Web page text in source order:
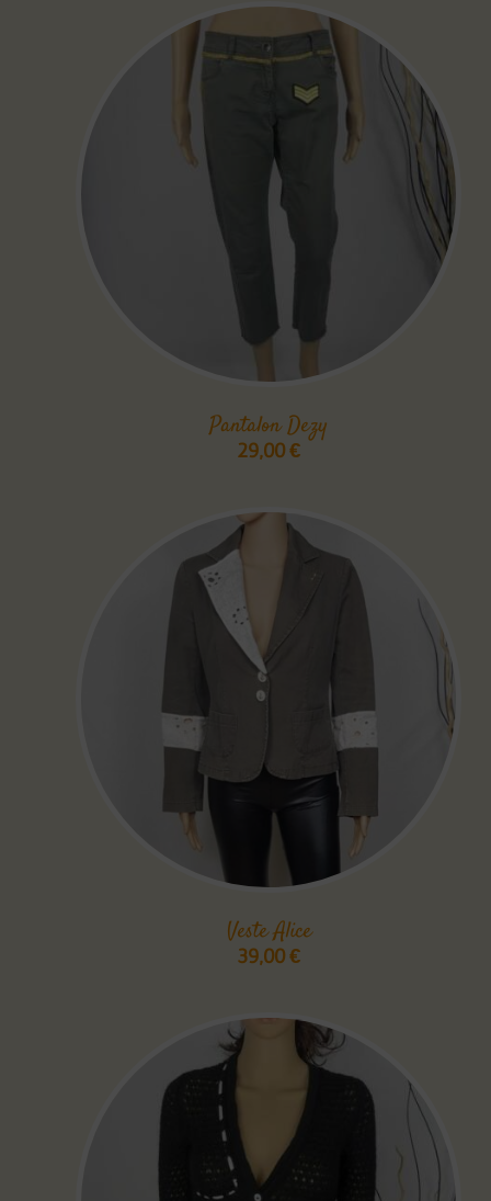
Pantalon Dezy
29,00€
Veste Alice
39,00€